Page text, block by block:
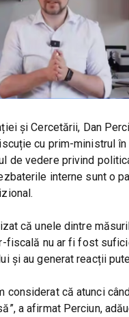
și Cercetării, Dan
cu prim-ministrul
de vedere privind
interne sunt o
că unele dintre
fiscală nu ar fi fost
și au generat reacții
considerat că atunci
a afirmat Perciun,